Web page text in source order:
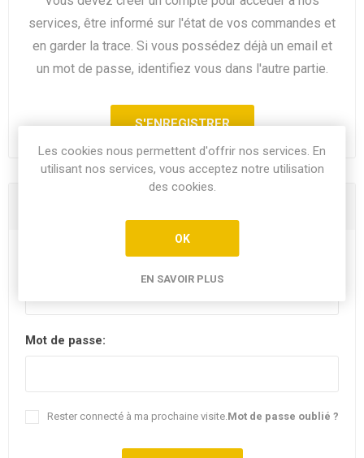
services, être informé sur l'état de vos commandes et
en garder la trace. Si vous possédez déjà un email et
un mot de passe, identifiez vous dans l'autre partie.
Mot de passe:
Mot de passe oublié ?
Rester connecté à ma prochaine visite.
Les cookies nous permettent d'offrir nos services. En
utilisant nos services, vous acceptez notre utilisation
des cookies.
OK
EN SAVOIR PLUS